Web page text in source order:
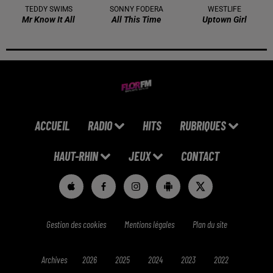
TEDDY SWIMS
Mr Know It All
SONNY FODERA
All This Time
WESTLIFE
Uptown Girl
ACCUEIL RADIO HITS RUBRIQUES
HAUT-RHIN JEUX CONTACT
Gestion des cookies Mentions légales Plan du site
Archives 2026 2025 2024 2023 2022